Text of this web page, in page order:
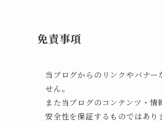
免責事項
当ブログからのリンクやバナ
せん。
また当ブログのコンテンツ・
安全性を保証するものではあり